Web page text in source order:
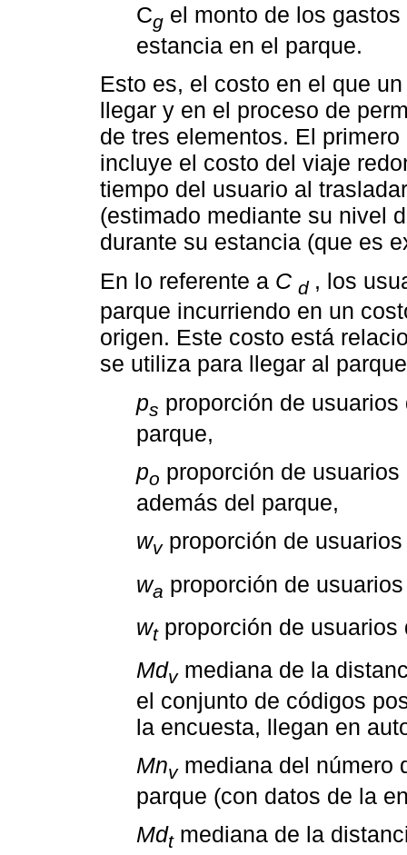
Cg el monto de los
estancia en el parque.
Esto es, el costo en el que
llegar y en el proceso de
de tres elementos. El
incluye el costo del viaje
tiempo del usuario al
(estimado mediante su nivel
durante su estancia (que es
En lo referente a C d , los
parque incurriendo en un
origen. Este costo está
se utiliza para llegar al
ps proporción de
parque,
po proporción de
además del parque,
wvproporción de
wa proporción de
wtproporción de
Mdvmediana de la
el conjunto de códigos
la encuesta, llegan en
Mnvmediana del número
parque (con datos de la
Mdtmediana de la